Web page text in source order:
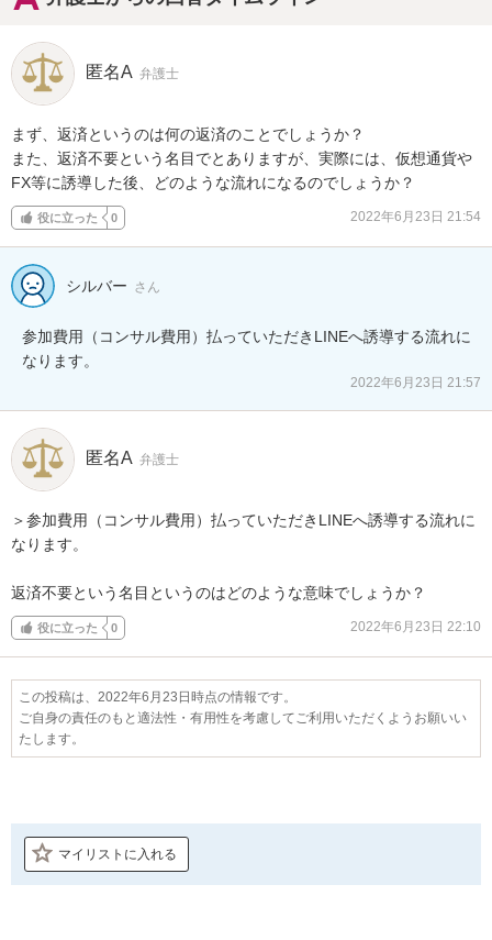
匿名A 弁護士
まず、返済というのは何の返済のことでしょうか？
また、返済不要という名目でとありますが、実際には、仮想通貨や
FX等に誘導した後、どのような流れになるのでしょうか？
役に立った 0 2022年6月23日 21:54
シルバー さん
参加費用（コンサル費用）払っていただきLINEへ誘導する流れに
なります。
2022年6月23日 21:57
匿名A 弁護士
＞参加費用（コンサル費用）払っていただきLINEへ誘導する流れに
なります。
返済不要という名目というのはどのような意味でしょうか？
役に立った 0 2022年6月23日 22:10
この投稿は、2022年6月23日時点の情報です。
ご自身の責任のもと適法性・有用性を考慮してご利用いただくようお願いい
たします。
マイリストに入れる